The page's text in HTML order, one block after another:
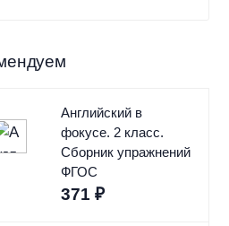
Английский в
фокусе. 2 класс.
Сборник упражнений
ФГОС
371 ₽